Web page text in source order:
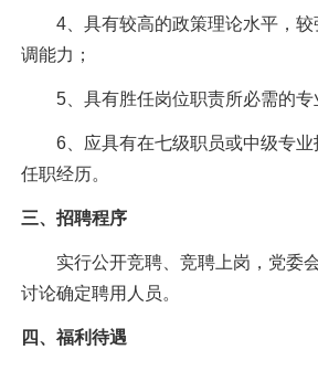
4 、具有较高的政策理论水平，
调能力；
5 、具有胜任岗位职责所必需的
6 、应具有在七级职员或中级专
任职经历。
三、招聘程序
实行公开竞聘、竞聘上岗，党委
讨论确定聘用人员。
四、福利待遇